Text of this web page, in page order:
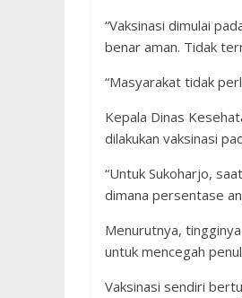
“Vaksinasi dimulai
benar aman. Tidak
“Masyarakat tidak
Kepala Dinas
dilakukan vaksinasi
“Untuk Sukoharjo,
dimana persentase
Menurutnya,
untuk mencegah
Vaksinasi sendiri